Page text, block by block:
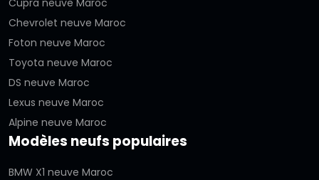
Cupra neuve Maroc
Chevrolet neuve Maroc
Foton neuve Maroc
Toyota neuve Maroc
DS neuve Maroc
Lexus neuve Maroc
Alpine neuve Maroc
Modèles neufs populaires
BMW X1 neuve Maroc